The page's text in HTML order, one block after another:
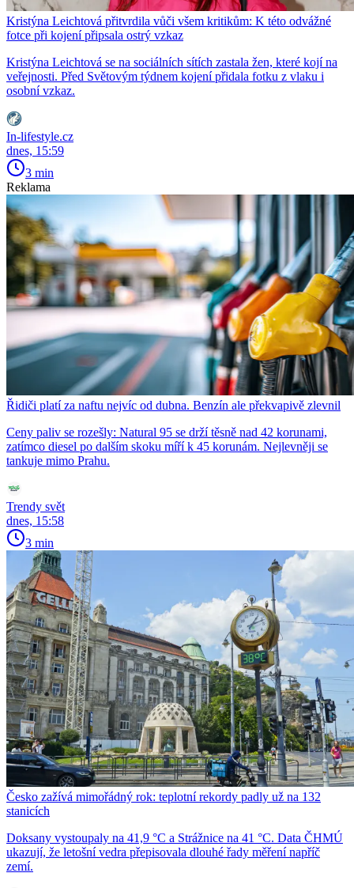
Kristýna Leichtová přitvrdila vůči všem kritikům: K této odvážné
fotce při kojení připsala ostrý vzkaz
Kristýna Leichtová se na sociálních sítích zastala žen, které kojí na
veřejnosti. Před Světovým týdnem kojení přidala fotku z vlaku i
osobní vzkaz.
In-lifestyle.cz
dnes, 15:59
3 min
Reklama
Řidiči platí za naftu nejvíc od dubna. Benzín ale překvapivě zlevnil
Ceny paliv se rozešly: Natural 95 se drží těsně nad 42 korunami,
zatímco diesel po dalším skoku míří k 45 korunám. Nejlevněji se
tankuje mimo Prahu.
Trendy svět
dnes, 15:58
3 min
Česko zažívá mimořádný rok: teplotní rekordy padly už na 132
stanicích
Doksany vystoupaly na 41,9 °C a Strážnice na 41 °C. Data ČHMÚ
ukazují, že letošní vedra přepisovala dlouhé řady měření napříč
zemí.